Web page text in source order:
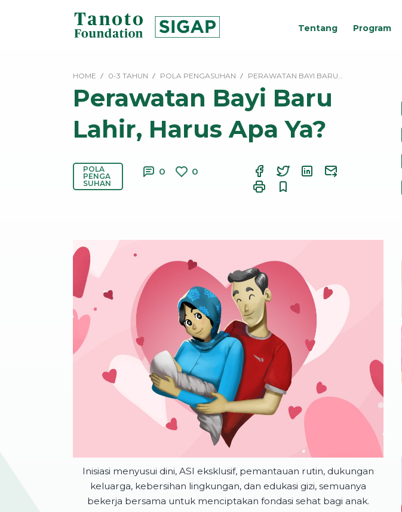
|
Foundation
Tentang Program
HOME 0-3 TAHUN POLA PENGASUHAN PERAWATAN BAYI BARU…
Perawatan Bayi Baru
Lahir, Harus Apa Ya?
POLA
PENGA
SUHAN
0 0
Inisiasi menyusui dini, ASI eksklusif, pemantauan rutin, dukungan
keluarga, kebersihan lingkungan, dan edukasi gizi, semuanya
bekerja bersama untuk menciptakan fondasi sehat bagi anak.